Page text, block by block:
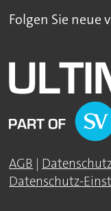
Folgen Sie neue
AGB |
Datenschutz-